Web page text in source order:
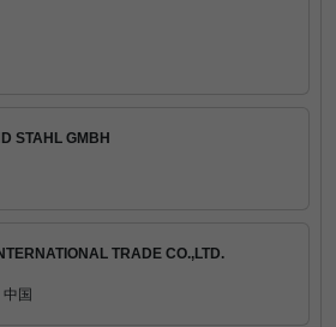
STAHL GMBH
TRADE CO.,LTD.
国